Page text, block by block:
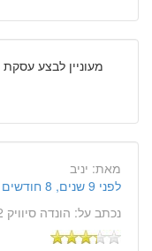
מעוניין לבצע
מאת: יניב
לפני 9 שנים, 8 חודשים
נכתב על: הונדה סיוויק 2002 סדאן 4 דלתות